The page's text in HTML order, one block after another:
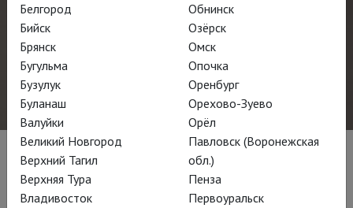
Постановки
Белгород
Бийск
Брянск
Бугульма
Бузулук
Буланаш
Валуйки
Великий Новгород
Верхний Тагил
Верхняя Тура
Владивосток
Обнинск
Озёрск
Омск
Опочка
Оренбург
Орехово-Зуево
Орёл
Павловск (Воронежская
обл.)
Пенза
Первоуральск